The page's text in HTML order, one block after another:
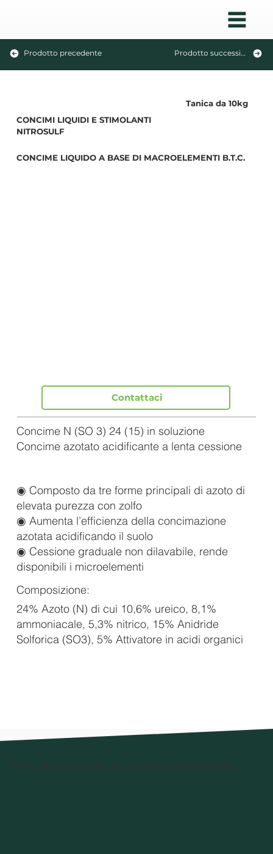
◉ Composto da tre forme principali di azoto di
elevata purezza con zolfo
◉ Aumenta l’efficienza della concimazione
azotata acidificando il suolo
◉ Cessione graduale non dilavabile, rende
disponibili i microelementi
Concime N (SO 3) 24 (15) in soluzione
Concime azotato acidificante a lenta cessione
24% Azoto (N) di cui 10,6% ureico, 8,1%
ammoniacale, 5,3% nitrico, 15% Anidride
Solforica (SO3), 5% Attivatore in acidi organici
Composizione:
CONCIMI LIQUIDI E STIMOLANTI
NITROSULF
CONCIME LIQUIDO A BASE DI MACROELEMENTI B.T.C.
Tanica da 10kg
Contattaci
Prodotto successivo
Prodotto precedente
Altri prodotti che potrebbero interessarti